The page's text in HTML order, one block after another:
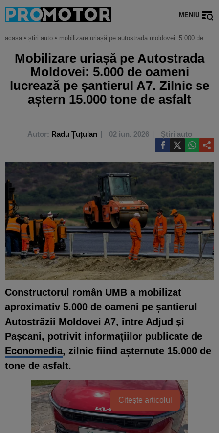
MENIU
acasa • știri auto • mobilizare uriașă pe autostrada moldovei: 5.000 de oameni lucrează pe șantierul a7. zilnic se aștern 15.000 tone de asfalt
Mobilizare uriașă pe Autostrada
Moldovei: 5.000 de oameni
lucrează pe șantierul A7. Zilnic se
aștern 15.000 tone de asfalt
Autor: Radu Țuțulan 02 iun. 2026 Știri auto
Constructorul român UMB a mobilizat
aproximativ 5.000 de oameni pe șantierul
Autostrăzii Moldovei A7, între Adjud și
Pașcani, potrivit informațiilor publicate de
Economedia, zilnic fiind așternute 15.000 de
tone de asfalt.
Citește articolul